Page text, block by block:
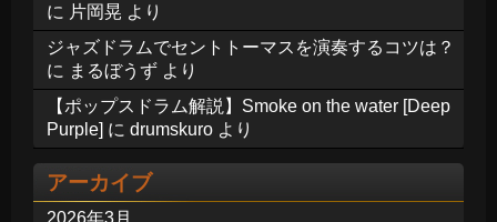
に 片岡晃 より
ジャズドラムでセントトーマスを演奏するコツは？
に まるぼうず より
【ポップスドラム解説】Smoke on the water [Deep
Purple] に drumskuro より
アーカイブ